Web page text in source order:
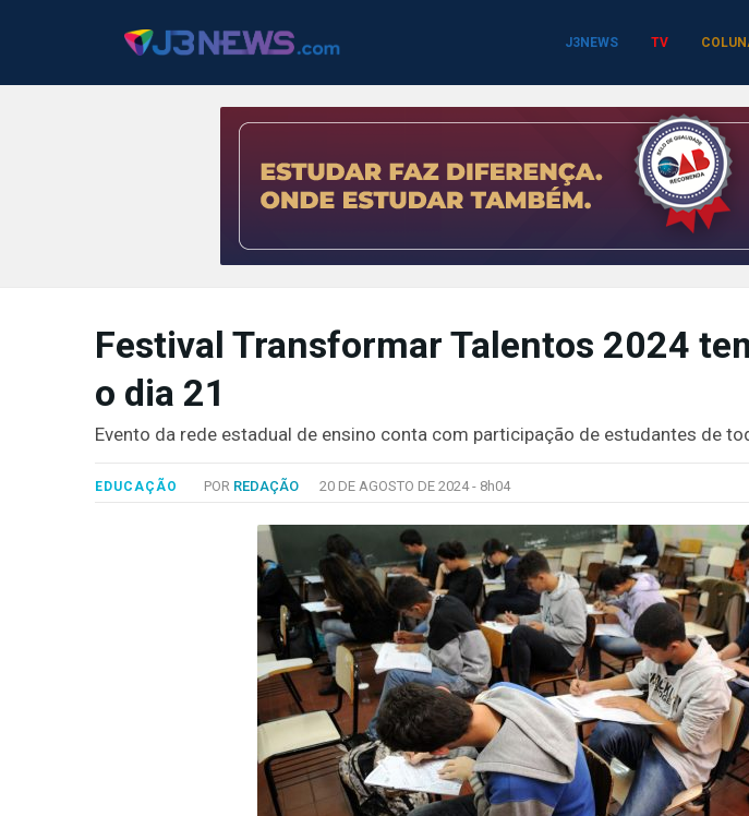
J3NEWS TV
Festival Transformar Talentos 2024
o dia 21
Evento da rede estadual de ensino conta com participação de estudantes de
EDUCAÇÃO POR REDAÇÃO 20 DE AGOSTO DE 2024 - 8h04